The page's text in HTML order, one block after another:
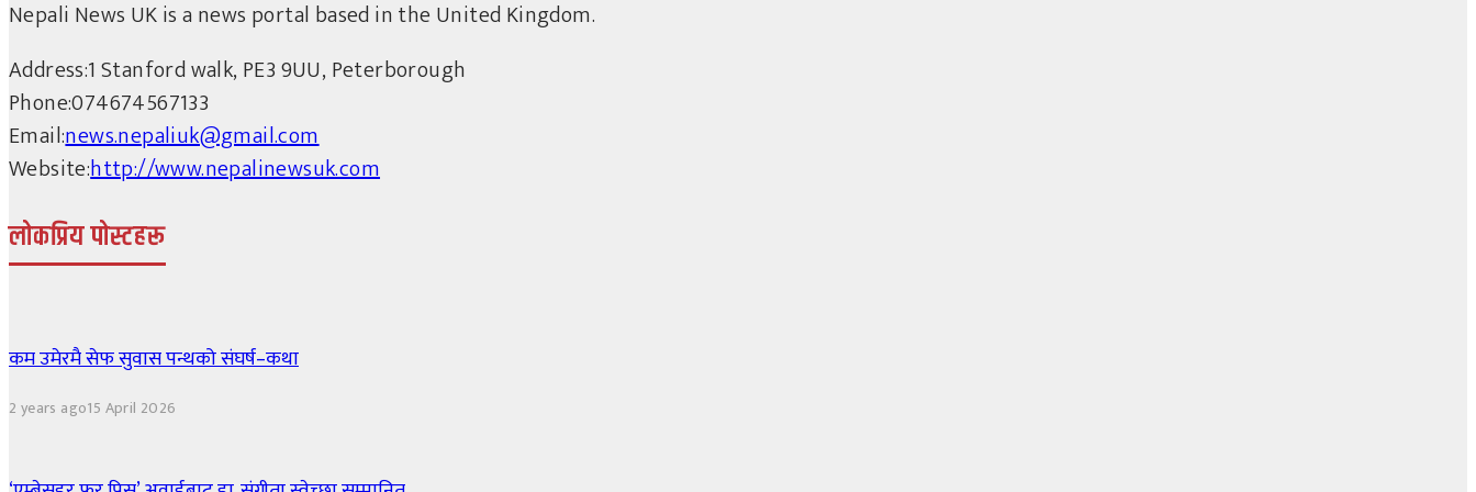
Nepali News UK is a news portal based in the United Kingdom.
Address:1 Stanford walk, PE3 9UU, Peterborough
Phone:074674567133
Email:news.nepaliuk@gmail.com
Website:http://www.nepalinewsuk.com
लोकप्रिय पोस्टहरू
कम उमेरमै सेफ सुवास पन्थको संघर्ष–कथा
2 years ago15 April 2026